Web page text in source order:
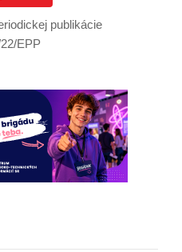
publikácie
EPP